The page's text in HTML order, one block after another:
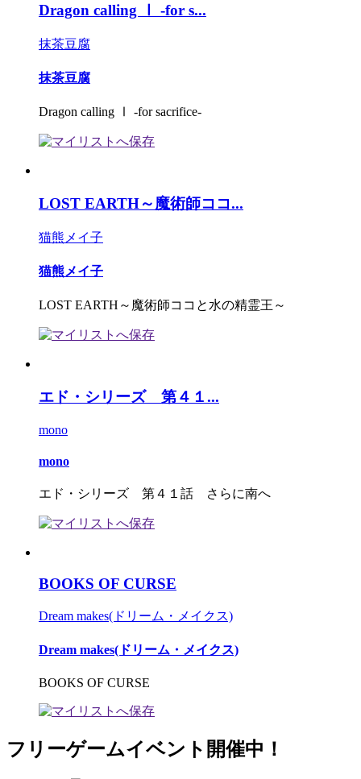
Dragon calling Ⅰ -for s...
抹茶豆腐
抹茶豆腐
Dragon calling Ⅰ -for sacrifice-
LOST EARTH～魔術師ココ...
猫熊メイ子
猫熊メイ子
LOST EARTH～魔術師ココと水の精霊王～
エド・シリーズ 第４１...
mono
mono
エド・シリーズ 第４１話 さらに南へ
BOOKS OF CURSE
Dream makes(ドリーム・メイクス)
Dream makes(ドリーム・メイクス)
BOOKS OF CURSE
フリーゲームイベント開催中！